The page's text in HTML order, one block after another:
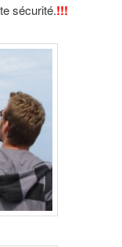
sécurité.!!!